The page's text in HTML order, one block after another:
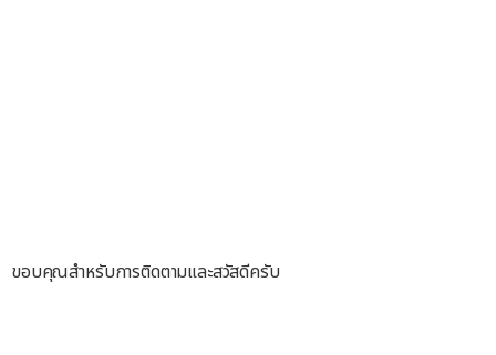
ขอบคุณสำหรับการติดตามและสวัสดีครับ